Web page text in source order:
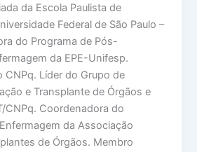
da Escola Paulista de
Federal de São Paulo –
do Programa de Pós-
da EPE-Unifesp.
CNPq. Líder do Grupo de
e Transplante de Órgãos e
CNPq. Coordenadora do
da Associação
de Órgãos. Membro